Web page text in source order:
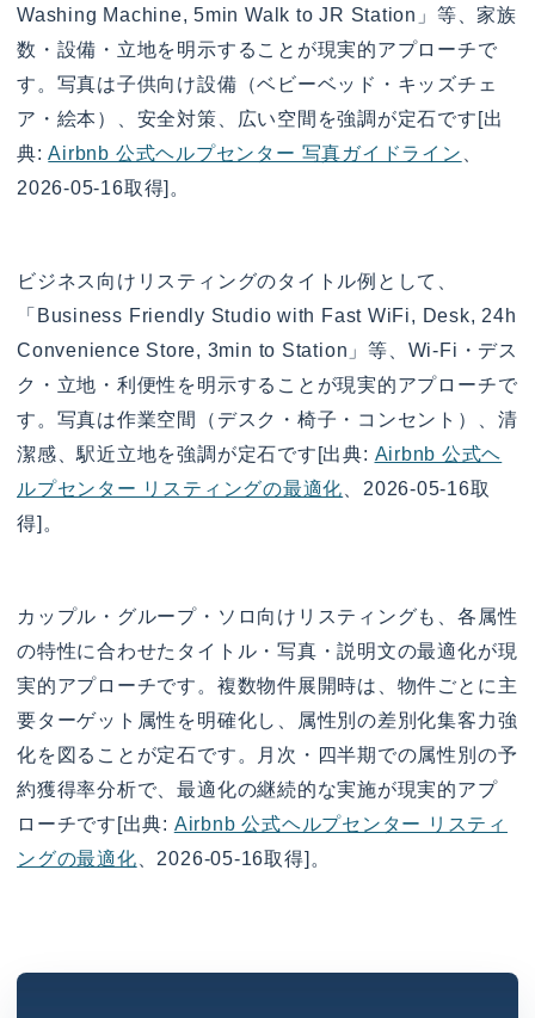
Washing Machine, 5min Walk to JR Station」等、家族
数・設備・立地を明示することが現実的アプローチで
す。写真は子供向け設備（ベビーベッド・キッズチェ
ア・絵本）、安全対策、広い空間を強調が定石です[出
典:Airbnb 公式ヘルプセンター 写真ガイドライン 、
2026-05-16取得]。
ビジネス向けリスティングのタイトル例として、
「Business Friendly Studio with Fast WiFi, Desk, 24h
Convenience Store, 3min to Station」等、Wi-Fi・デス
ク・立地・利便性を明示することが現実的アプローチで
す。写真は作業空間（デスク・椅子・コンセント）、清
潔感、駅近立地を強調が定石です[出典: Airbnb 公式ヘ
ルプセンター リスティングの最適化 、2026-05-16取
得]。
カップル・グループ・ソロ向けリスティングも、各属性
の特性に合わせたタイトル・写真・説明文の最適化が現
実的アプローチです。複数物件展開時は、物件ごとに主
要ターゲット属性を明確化し、属性別の差別化集客力強
化を図ることが定石です。月次・四半期での属性別の予
約獲得率分析で、最適化の継続的な実施が現実的アプ
ローチです[出典: Airbnb 公式ヘルプセンター リスティ
ングの最適化 、2026-05-16取得]。